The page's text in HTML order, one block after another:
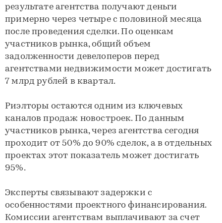
результате агентства получают деньги
примерно через четыре с половиной месяца
после проведения сделки. По оценкам
участников рынка, общий объем
задолженности девелоперов перед
агентствами недвижимости может достигать
7 млрд рублей в квартал.
Риэлторы остаются одним из ключевых
каналов продаж новостроек. По данным
участников рынка, через агентства сегодня
проходит от 50% до 90% сделок, а в отдельных
проектах этот показатель может достигать
95%.
Эксперты связывают задержки с
особенностями проектного финансирования.
Комиссии агентствам выплачивают за счет